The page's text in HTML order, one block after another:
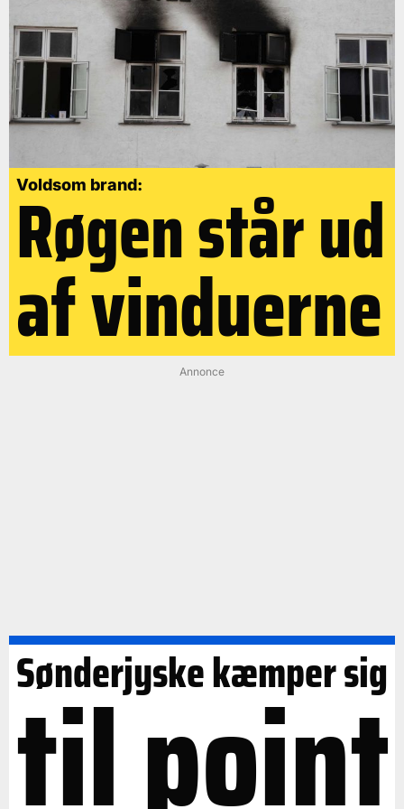
Voldsom brand:
Røgen står ud
af vinduerne
Annonce
Sønderjyske kæmper sig
til point